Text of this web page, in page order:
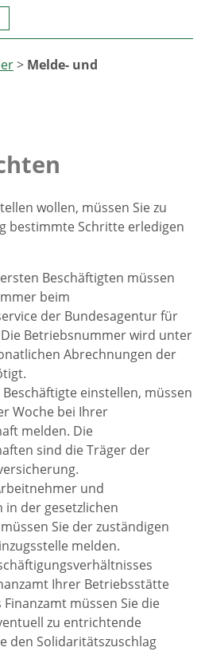
> Melde- und
wollen, müssen Sie zu
bestimmte Schritte erledigen
Beschäftigten müssen
beim
der Bundesagentur für
Betriebsnummer wird unter
Abrechnungen der
einstellen, müssen
Woche bei Ihrer
melden. Die
sind die Träger der
und
der gesetzlichen
Sie der zuständigen
melden.
Ihrer Betriebsstätte
müssen Sie die
zu entrichtende
den Solidaritätszuschlag